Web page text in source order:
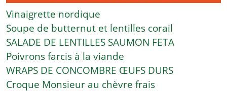
Vinaigrette nordique
Soupe de butternut et lentilles corail
SALADE DE LENTILLES SAUMON FETA
Poivrons farcis à la viande
WRAPS DE CONCOMBRE ŒUFS DURS
Croque Monsieur au chèvre frais